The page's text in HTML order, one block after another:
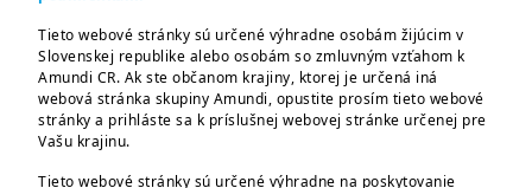
Tieto webové stránky sú určené výhradne osobám žijúcim v
Slovenskej republike alebo osobám so zmluvným vzťahom k
Amundi CR. Ak ste občanom krajiny, ktorej je určená iná
webová stránka skupiny Amundi, opustite prosím tieto webové
stránky a prihláste sa k príslušnej webovej stránke určenej pre
Vašu krajinu.
Tieto webové stránky sú určené výhradne na poskytovanie
Kroky, ktoré je potrebné
si zapamätať
Čím viac plánujete a investujete do týchto
veľkých cieľov, tým je pravdepodobnejšie, že